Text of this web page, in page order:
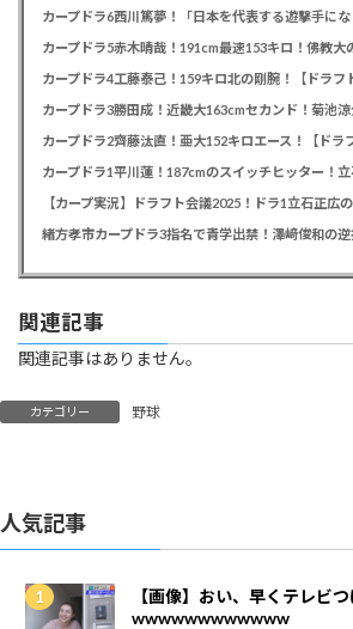
カープドラ4工藤泰己！159キロ北の剛腕！【ドラフ
カープドラ2齊藤汰直！亜大152キロエース！【ドラ
【カープ実況】ドラフト会議2025！ドラ1立石正広
関連記事
関連記事はありません。
カテゴリー 野球
人気記事
【画像】おい、早くテレビ
wwwwwwwwwwww